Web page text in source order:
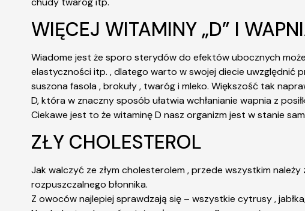
WIĘCEJ WITAMINY „D” I
Wiadome jest że sporo sterydów do efektów ubocznych
elastyczności itp. , dlatego warto w swojej diecie uwzględnić
suszona fasola , brokuły , twaróg i mleko. Większość tak
D, która w znaczny sposób ułatwia wchłanianie wapnia z
Ciekawe jest to że witaminę D nasz organizm jest w stanie
ZŁY CHOLESTEROL
Jak walczyć ze złym cholesterolem , przede wszystkim
rozpuszczalnego błonnika.
Z owoców najlepiej sprawdzają się – wszystkie cytrusy ,